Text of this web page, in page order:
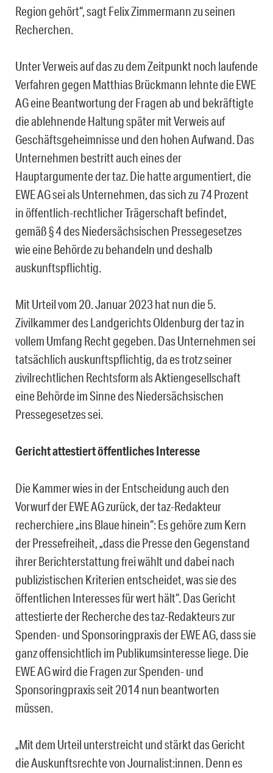
Region gehört“, sagt Felix Zimmermann zu seinen
Recherchen.
Unter Verweis auf das zu dem Zeitpunkt noch laufende
Verfahren gegen Matthias Brückmann lehnte die EWE
AG eine Beantwortung der Fragen ab und bekräftigte
die ablehnende Haltung später mit Verweis auf
Geschäftsgeheimnisse und den hohen Aufwand. Das
Unternehmen bestritt auch eines der
Hauptargumente der taz. Die hatte argumentiert, die
EWE AG sei als Unternehmen, das sich zu 74 Prozent
in öffentlich-rechtlicher Trägerschaft befindet,
gemäß § 4 des Niedersächsischen Pressegesetzes
wie eine Behörde zu behandeln und deshalb
auskunftspflichtig.
Mit Urteil vom 20. Januar 2023 hat nun die 5.
Zivilkammer des Landgerichts Oldenburg der taz in
vollem Umfang Recht gegeben. Das Unternehmen sei
tatsächlich auskunftspflichtig, da es trotz seiner
zivilrechtlichen Rechtsform als Aktiengesellschaft
eine Behörde im Sinne des Niedersächsischen
Pressegesetzes sei.
Gericht attestiert öffentliches Interesse
Die Kammer wies in der Entscheidung auch den
Vorwurf der EWE AG zurück, der taz-Redakteur
recherchiere „ins Blaue hinein“: Es gehöre zum Kern
der Pressefreiheit, „dass die Presse den Gegenstand
ihrer Berichterstattung frei wählt und dabei nach
publizistischen Kriterien entscheidet, was sie des
öffentlichen Interesses für wert hält“. Das Gericht
attestierte der Recherche des taz-Redakteurs zur
Spenden- und Sponsoringpraxis der EWE AG, dass sie
ganz offensichtlich im Publikumsinteresse liege. Die
EWE AG wird die Fragen zur Spenden- und
Sponsoringpraxis seit 2014 nun beantworten
müssen.
„Mit dem Urteil unterstreicht und stärkt das Gericht
die Auskunftsrechte von Journalist:innen. Denn es